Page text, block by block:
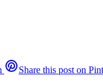
Share this post on